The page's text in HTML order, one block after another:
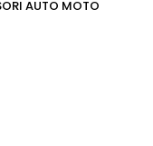
AUTO MOTO